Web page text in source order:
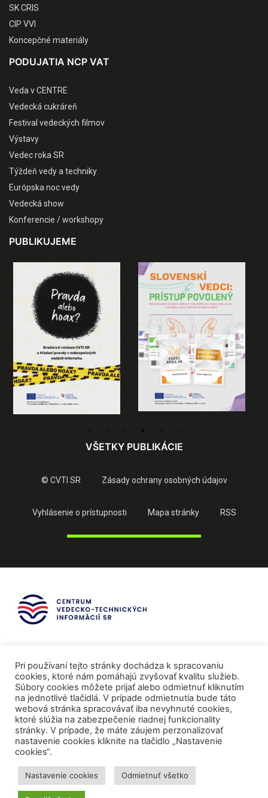
SK CRIS
CIP VVI
Koncepčné materiály
PODUJATIA NCP VAT
Veda v CENTRE
Vedecká cukráreň
Festival vedeckých filmov
Výstavy
Vedec roka SR
Týždeň vedy a techniky
Európska noc vedy
Vedecká show
Konferencie / workshopy
PUBLIKUJEME
VŠETKY PUBLIKÁCIE
© CVTI SR Zásady ochrany osobných údajov
Vyhlásenie o prístupnosti Mapa stránky RSS
Mediálni partneri
Pri používaní tejto stránky dochádza k spracovaniu
cookies, ktoré nám pomáhajú zvyšovať kvalitu služieb.
Súbory cookies môžete prijať alebo odmietnuť kliknutím
na jednotlivé tlačidlá. V prípade odmietnutia bude táto
webová stránka spracovávať iba nevyhnuté cookies,
ktoré slúžia na zabezpečenie riadnej funkcionality
stránky. V prípade, že máte záujem perzonalizovať
nastavenie cookies kliknite na tlačidlo „Nastavenie
cookies“.
Nastavenie cookies Odmietnuť všetko